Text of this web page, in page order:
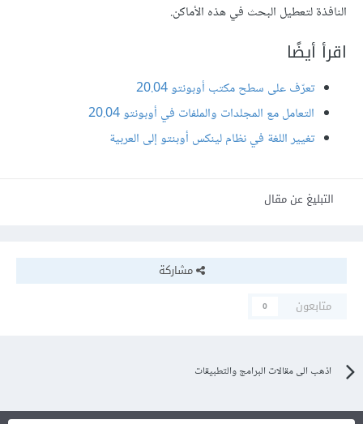
النافذة لتعطيل البحث في هذه اﻷماكن.
اقرأ أيضًا
تعرّف على سطح مكتب أوبونتو 20.04
التعامل مع المجلدات والملفات في أوبونتو 20.04
تغيير اللغة في نظام لينكس أوبنتو إلى العربية
التبليغ عن مقال
مشاركة
متابعون
0
اذهب الى مقالات البرامج والتطبيقات